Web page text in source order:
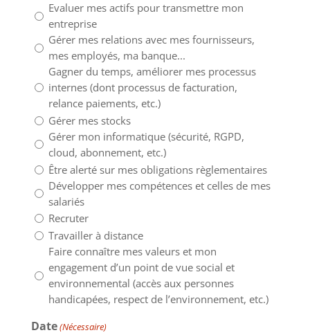
Evaluer mes actifs pour transmettre mon
entreprise
Gérer mes relations avec mes fournisseurs,
mes employés, ma banque...
Gagner du temps, améliorer mes processus
internes (dont processus de facturation,
relance paiements, etc.)
Gérer mes stocks
Gérer mon informatique (sécurité, RGPD,
cloud, abonnement, etc.)
Être alerté sur mes obligations règlementaires
Développer mes compétences et celles de mes
salariés
Recruter
Travailler à distance
Faire connaître mes valeurs et mon
engagement d’un point de vue social et
environnemental (accès aux personnes
handicapées, respect de l’environnement, etc.)
Date(Nécessaire)